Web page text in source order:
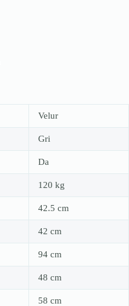
Velur
Gri
Da
120 kg
42.5 cm
42 cm
94 cm
48 cm
58 cm